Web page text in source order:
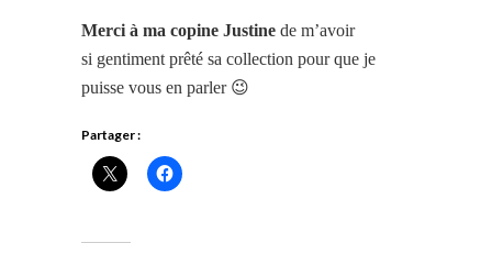
Merci à ma copine Justine de m’avoir
si gentiment prêté sa collection pour que je
puisse vous en parler 😉
Partager :